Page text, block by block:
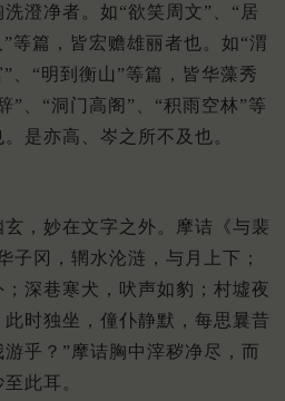
澄净者。如“欲笑周文”、“居
等篇，皆宏赡雄丽者也。如“渭
、“明到衡山”等篇，皆华藻秀
”、“洞门高阁”、“积雨空林”等
是亦高、岑之所不及也。
，妙在文字之外。摩诘《与裴
子冈，辋水沦涟，与月上下；
深巷寒犬，吠声如豹；村墟夜
时独坐，僮仆静默，每思曩昔
乎？”摩诘胸中滓秽净尽，而
此耳。